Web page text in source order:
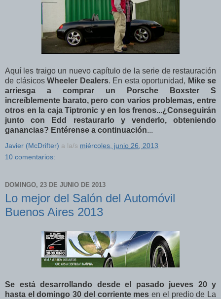
Aquí les traigo un nuevo capítulo de la serie de restauración
de clásicos Wheeler Dealers. En esta oportunidad, Mike se
arriesga a comprar un Porsche Boxster S
increíblemente barato, pero con varios problemas, entre
otros en la caja Tiptronic y en los frenos...¿Conseguirán
junto con Edd restaurarlo y venderlo, obteniendo
ganancias? Entérense a continuación...
Javier (McDrifter) a la/s miércoles, junio 26, 2013
10 comentarios:
DOMINGO, 23 DE JUNIO DE 2013
Lo mejor del Salón del Automóvil
Buenos Aires 2013
Se está desarrollando desde el pasado jueves 20 y
hasta el domingo 30 del corriente mesen el predio de La